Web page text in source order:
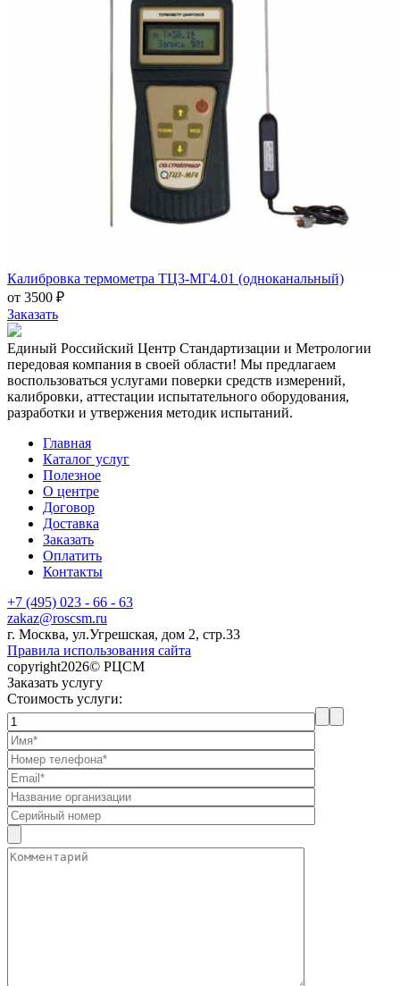
Калибровка термометра ТЦ3-МГ4.01 (одноканальный)
от 3500 ₽
Заказать
Единый Российский Центр Стандартизации и Метрологии
передовая компания в своей области! Мы предлагаем
воспользоваться услугами поверки средств измерений,
калибровки, аттестации испытательного оборудования,
разработки и утвержения методик испытаний.
Главная
Каталог услуг
Полезное
О центре
Договор
Доставка
Заказать
Оплатить
Контакты
+7 (495) 023 - 66 - 63
zakaz@roscsm.ru
г. Москва, ул.Угрешская, дом 2, стр.33
Правила использования сайта
copyright2026© РЦСМ
Заказать услугу
Стоимость услуги: